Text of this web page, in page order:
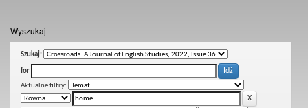
Wyszukaj
Szukaj:
for
Aktualne filtry: